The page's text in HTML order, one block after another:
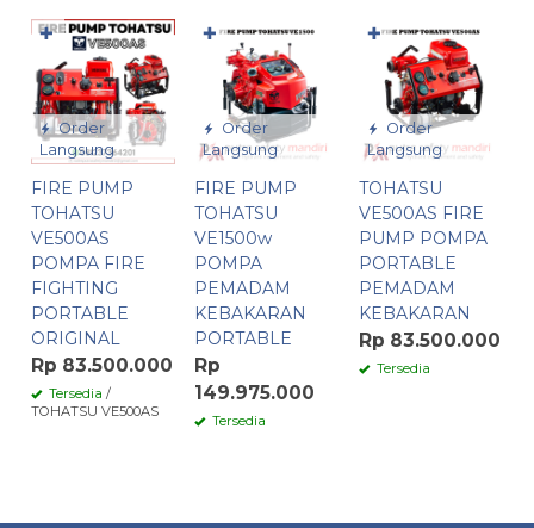
Order
Langsung
FIRE PUMP
TOHATSU
VE500AS
POMPA FIRE
FIGHTING
PORTABLE
ORIGINAL
Rp 83.500.000
Tersedia /
TOHATSU VE500AS
✚
Order
Langsung
FIRE PUMP
TOHATSU
VE1500w
POMPA
PEMADAM
KEBAKARAN
PORTABLE
Rp
149.975.000
Tersedia
✚
Order
Langsung
TOHATSU
VE500AS FIRE
PUMP POMPA
PORTABLE
PEMADAM
KEBAKARAN
Rp 83.500.000
Tersedia
✚